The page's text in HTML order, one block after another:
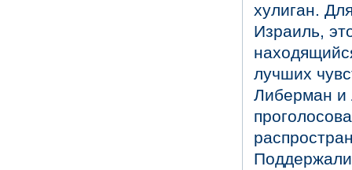
хулиган.
Израиль,
лучших
Либерман и